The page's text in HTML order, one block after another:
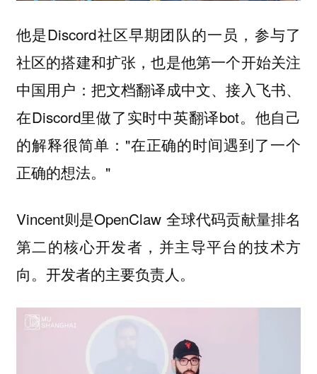
他是Discord社区早期团队的一员，参与了
社区的搭建和扩张，也是他第一个开始关注
中国用户：把文档翻译成中文、接入飞书、
在Discord里做了实时中英翻译bot。他自己
的解释很简单："在正确的时间遇到了一个
正确的想法。"
Vincent则是OpenClaw 全球代码贡献量排名
第二的核心开发者，并主导平台的技术方
向。开发者的主要负责人。